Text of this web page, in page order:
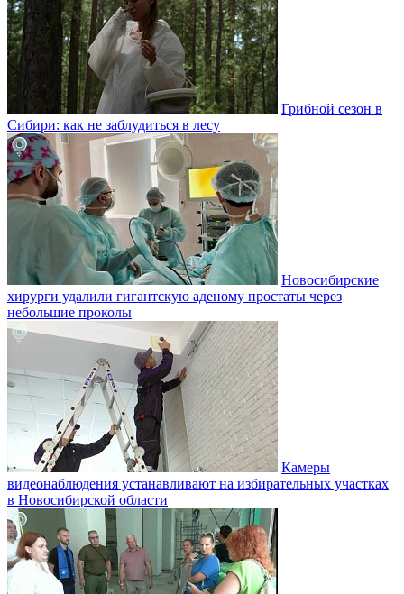
Грибной сезон в
Сибири: как не заблудиться в лесу
Новосибирские
хирурги удалили гигантскую аденому простаты через
небольшие проколы
Камеры
видеонаблюдения устанавливают на избирательных участках
в Новосибирской области